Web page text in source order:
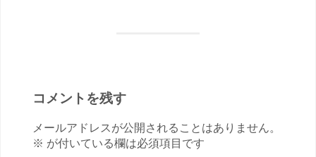
コメントを残す
メールアドレスが公開されることはありません。
※ が付いている欄は必須項目です